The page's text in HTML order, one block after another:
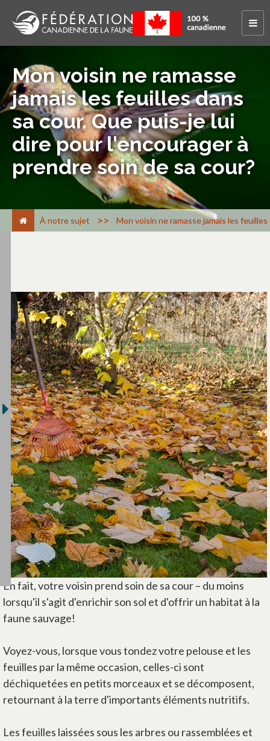
Mon voisin ne ramasse
jamais les feuilles dans
sa cour. Que puis-je lui
dire pour l'encourager à
prendre soin de sa cour?
À notre sujet > Mon voisin ne ramasse jamais les
En fait, votre voisin prend soin de sa cour – du moins
lorsqu'il s'agit d'enrichir son sol et d'offrir un habitat à la
faune sauvage!
Voyez-vous, lorsque vous tondez votre pelouse et les
feuilles par la même occasion, celles-ci sont
déchiquetées en petits morceaux et se décomposent,
retournant à la terre d'importants éléments nutritifs.
Les feuilles laissées sous les arbres ou rassemblées et